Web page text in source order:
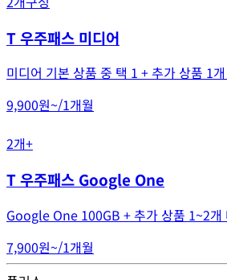
T 우주패스 미디어
미디어 기본 상품 중 택 1 + 추가 상품 1
9,900원~/1개월
2개+
T 우주패스 Google One
Google One 100GB + 추가 상품 1~2개
7,900원~/1개월